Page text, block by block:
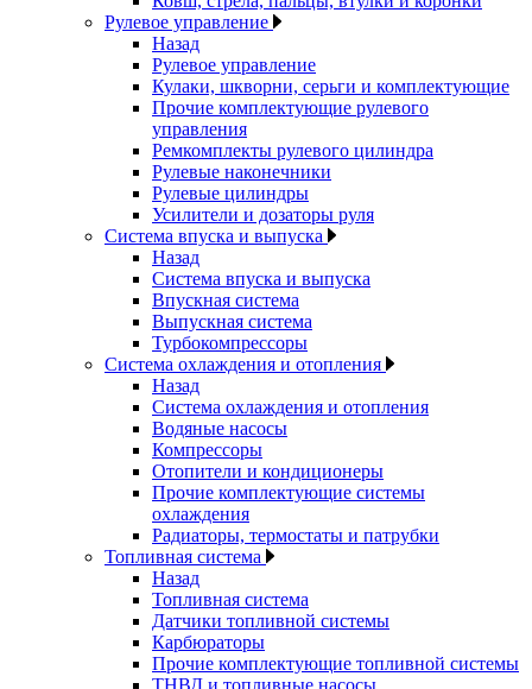
Рулевое управление
Назад
Рулевое управление
Кулаки, шкворни, серьги и комплектующие
Прочие комплектующие рулевого
управления
Ремкомплекты рулевого цилиндра
Рулевые наконечники
Рулевые цилиндры
Усилители и дозаторы руля
Система впуска и выпуска
Назад
Система впуска и выпуска
Впускная система
Выпускная система
Турбокомпрессоры
Система охлаждения и отопления
Назад
Система охлаждения и отопления
Водяные насосы
Компрессоры
Отопители и кондиционеры
Прочие комплектующие системы
охлаждения
Радиаторы, термостаты и патрубки
Топливная система
Назад
Топливная система
Датчики топливной системы
Карбюраторы
Прочие комплектующие топливной системы
ТНВД и топливные насосы